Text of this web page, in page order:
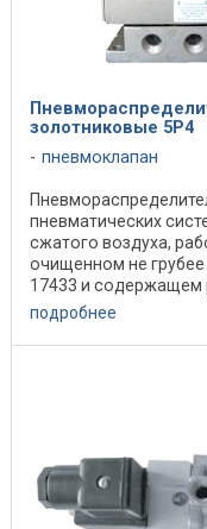
золотниковые 5P4
пневмоклапан
пневматических
сжатого воздуха,
очищенном не грубее
17433 и содержащем
35 мм2/с при ...
подробнее